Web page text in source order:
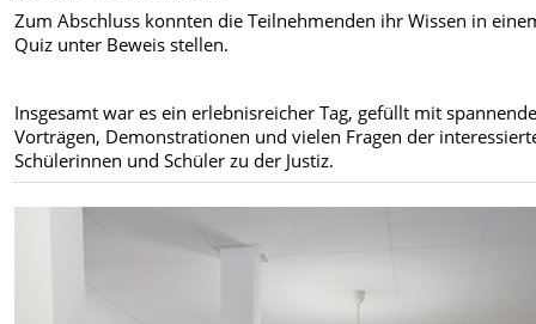
Zum Abschluss konnten die Teilnehmenden ihr Wissen in
Quiz unter Beweis stellen.
Insgesamt war es ein erlebnisreicher Tag, gefüllt mit
Vorträgen, Demonstrationen und vielen Fragen der
Schülerinnen und Schüler zu der Justiz.